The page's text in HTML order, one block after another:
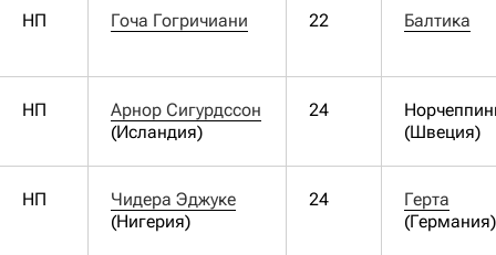
НП Гоча Гогричиани 22 Балтика
НП
Арнор Сигурдссон
(Исландия)
24
(Швеция)
НП
Чидера Эджуке
(Нигерия)
24
Герта
(Германия)